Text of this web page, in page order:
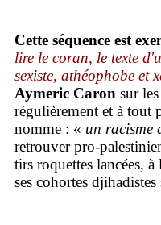
Cette séquence est
lire le coran, le texte
sexiste, athéophobe et
Aymeric Caron sur
régulièrement et à tout
nomme : « un racisme
retrouver pro-
tirs roquettes lancées,
ses cohortes